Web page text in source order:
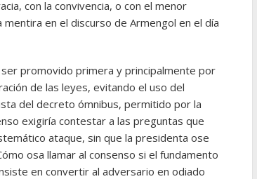
con la convivencia, o con el menor
mentira en el discurso de Armengol en el día
promovido primera y principalmente por
de las leyes, evitando el uso del
del decreto ómnibus, permitido por la
exigiría contestar a las preguntas que
ataque, sin que la presidenta ose
osa llamar al consenso si el fundamento
en convertir al adversario en odiado